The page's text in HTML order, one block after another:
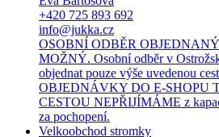
+420 725 893 692
info@jukka.cz
OSOBNÍ ODBĚR
MOŽNÝ. Osobní odběr v
objednat pouze výše uvedenou
OBJEDNÁVKY DO E-SHOPU
CESTOU NEPŘIJÍMÁME z
za pochopení.
Velkoobchod stromky